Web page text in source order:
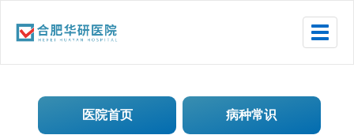
Toggle
医院首页 病种常识